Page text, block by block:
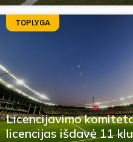
TOPLYGA
Licencijavimo
licencijas išdavė 11